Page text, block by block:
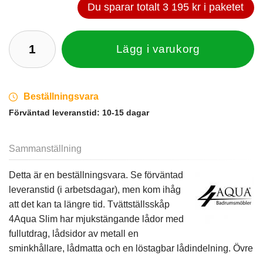
Du sparar totalt3 195 kr i paketet
Lägg i varukorg
Beställningsvara
Förväntad leveranstid: 10-15 dagar
Sammanställning
Detta är en beställningsvara. Se förväntad
leveranstid (i arbetsdagar), men kom ihåg
att det kan ta längre tid. Tvättställsskåp
4Aqua Slim har mjukstängande lådor med
fullutdrag, lådsidor av metall en
sminkhållare, lådmatta och en löstagbar lådindelning. Övre